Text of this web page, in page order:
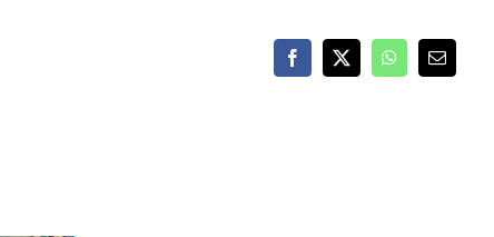
Facebook
X WhatsApp
E-
Mail